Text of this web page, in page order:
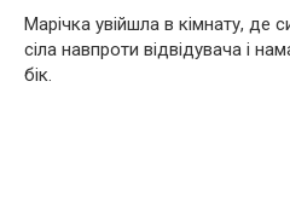
Марічка увійшла в кімнату, де
сіла навпроти відвідувача і
бік.